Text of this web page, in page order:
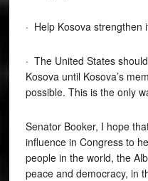
· Help Kosova strengthen
· The United States
Kosova until Kosova’s
possible. This is the only
Senator Booker, I hope
influence in Congress to
people in the world, the
peace and democracy, in